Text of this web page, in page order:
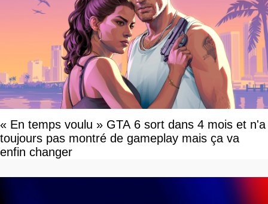
« En temps voulu » GTA 6 sort dans 4 mois et n'a
toujours pas montré de gameplay mais ça va
enfin changer